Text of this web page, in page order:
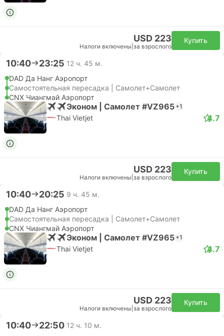
USD 223
Налоги включены за взрослого
Купить
10:40 23:25 12 ч. 45 м.
DAD Да Нанг Аэропорт
Самостоятельная пересадка | Самолет+Самолет
CNX Чиангмай Аэропорт
Эконом | Самолет #VZ965 +1
Thai Vietjet 4.7
USD 223
Налоги включены за взрослого
Купить
10:40 20:25 9 ч. 45 м.
DAD Да Нанг Аэропорт
Самостоятельная пересадка | Самолет+Самолет
CNX Чиангмай Аэропорт
Эконом | Самолет #VZ965 +1
Thai Vietjet 4.7
USD 223
Налоги включены за взрослого
Купить
10:40 22:50 12 ч. 10 м.